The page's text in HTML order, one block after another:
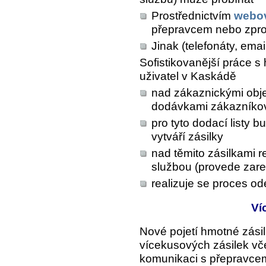
Prostřednictvím
přepravcem nebo
Jinak (telefonáty,
Sofistikovanější práce s
uživatel v Kaskádě
nad zákaznickými
dodávkami
pro tyto dodací listy
vytváří zásilky
nad těmito zásilkami
službou (provede
realizuje se proces
Nové pojetí hmotné
vícekusových zásilek
komunikaci s